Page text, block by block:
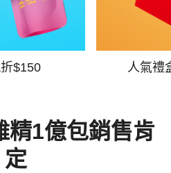
$150 人氣禮
精1億包銷售肯
定